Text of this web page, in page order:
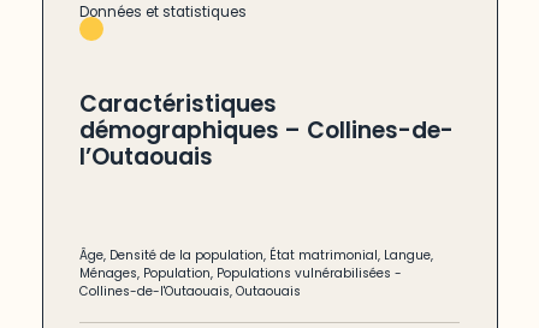
Données et statistiques
Caractéristiques
démographiques – Collines-de-
l’Outaouais
Âge, Densité de la population, État matrimonial, Langue,
Ménages, Population, Populations vulnérabilisées -
Collines-de-l'Outaouais,Outaouais